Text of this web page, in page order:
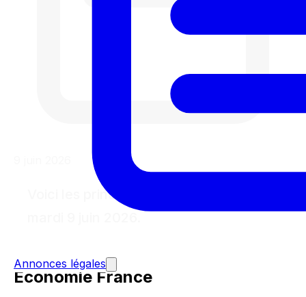
Annonces légales
Voici les principales actualités de ce
Économie France